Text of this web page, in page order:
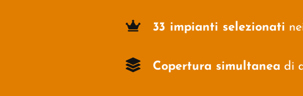
33 impianti selezionati
Copertura simultanea di